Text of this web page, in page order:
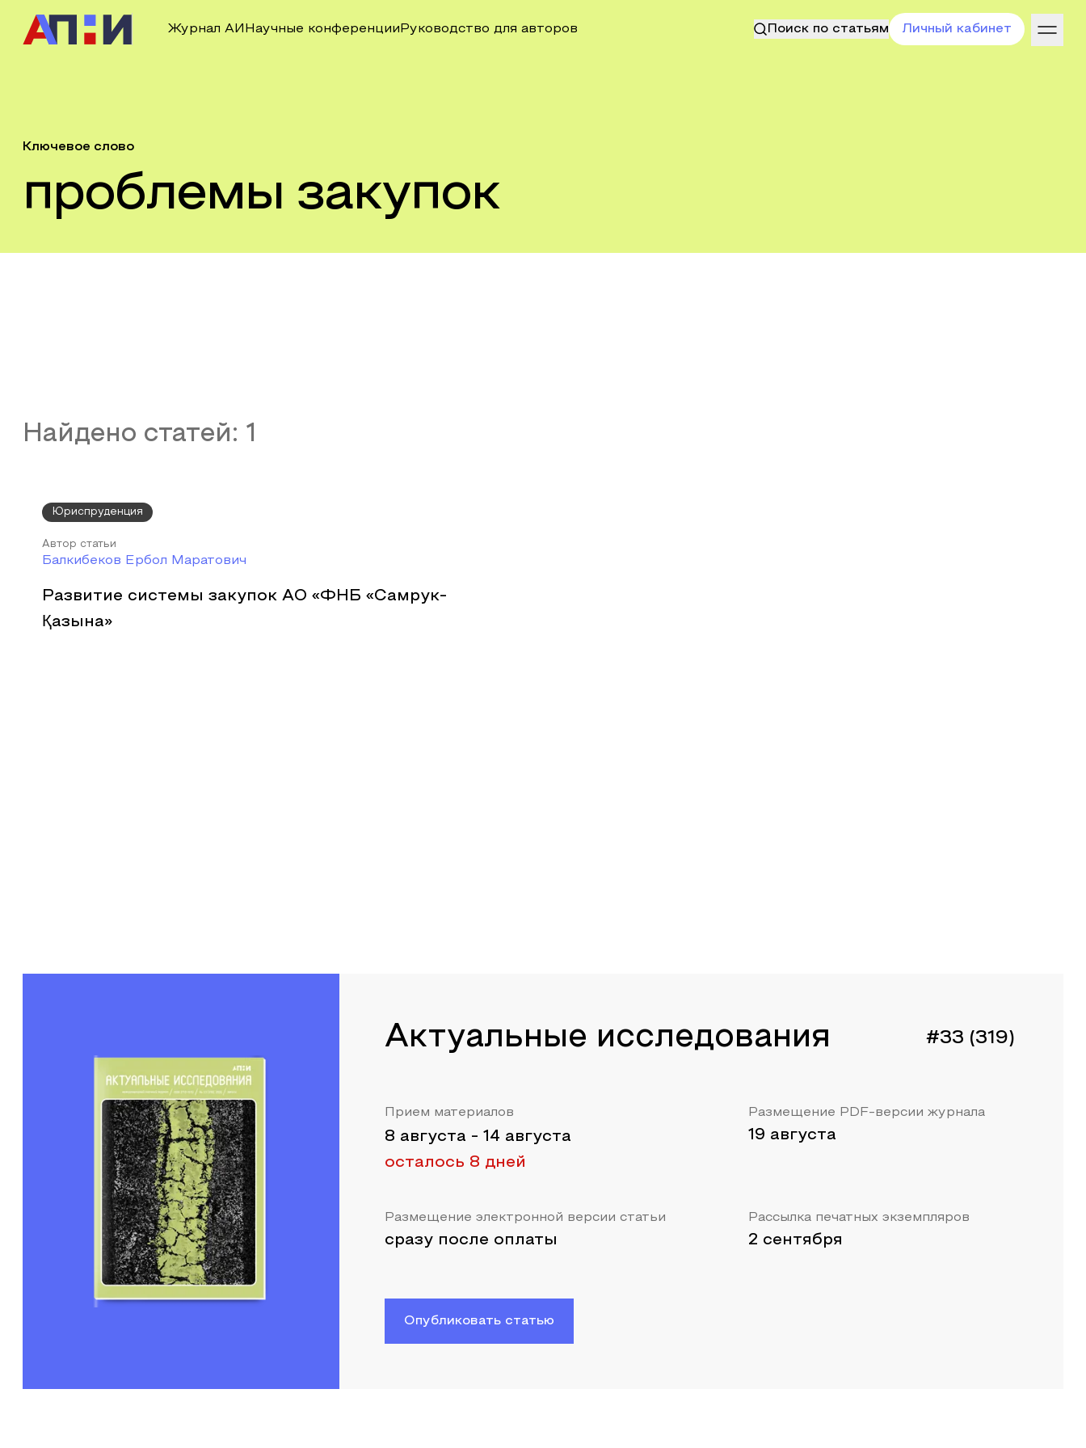
Журнал АИ Научные конференции Руководство для авторов Поиск по статьям Личный кабинет
Ключевое слово
проблемы закупок
Найдено статей: 1
Юриспруденция
Автор статьи
Балкибеков Ербол Маратович
Развитие системы закупок АО «ФНБ «Самрук-
Қазына»
Актуальные исследования #33 (319)
Прием материалов
8 августа - 14 августа
осталось 8 дней
Размещение PDF-версии журнала
19 августа
Размещение электронной версии статьи
сразу после оплаты
Рассылка печатных экземпляров
2 сентября
Опубликовать статью